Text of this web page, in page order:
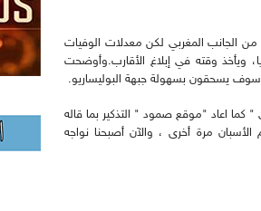
من الجانب المغربي لكن معدلات الوفيات
ويأخذ وقته في إبلاغ الأقارب.وأوضحت
سوف يسحقون بسهولة جبهة البوليساريو.
جبهة البوليساريو بحصار 35 ألف جندي مغربي " كما اعاد "موقع صمود " التذكير بما قاله
الأسبان مرة أخرى ، والآن أصبحنا نواجه